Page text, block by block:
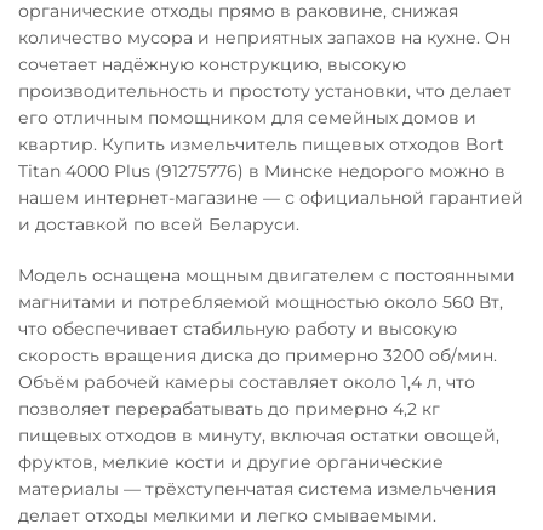
органические отходы прямо в раковине, снижая
количество мусора и неприятных запахов на кухне. Он
сочетает надёжную конструкцию, высокую
производительность и простоту установки, что делает
его отличным помощником для семейных домов и
квартир. Купить измельчитель пищевых отходов Bort
Titan 4000 Plus (91275776) в Минске недорого можно в
нашем интернет-магазине — с официальной гарантией
и доставкой по всей Беларуси.
Модель оснащена мощным двигателем с постоянными
магнитами и потребляемой мощностью около 560 Вт,
что обеспечивает стабильную работу и высокую
скорость вращения диска до примерно 3200 об/мин.
Объём рабочей камеры составляет около 1,4 л, что
позволяет перерабатывать до примерно 4,2 кг
пищевых отходов в минуту, включая остатки овощей,
фруктов, мелкие кости и другие органические
материалы — трёхступенчатая система измельчения
делает отходы мелкими и легко смываемыми.